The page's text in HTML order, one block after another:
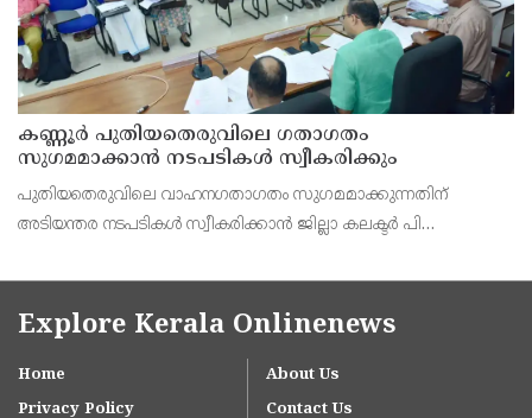
കണ്ണൂർ പുതിയതെരുവിലെ ഗതാഗതം
സുഗമമാക്കാന്‍ നടപടികള്‍ സ്വീകരിക്കും
പുതിയതെരുവിലെ വാഹനഗതാഗതം സുഗമമാക്കുന്നതിന്
അടിയന്തര നടപടികള്‍ സ്വീകരിക്കാന്‍ ജില്ലാ കലക്ടര്‍ പി
Explore Kerala Onlinenews
Home
About Us
Privacy Policy
Contact Us